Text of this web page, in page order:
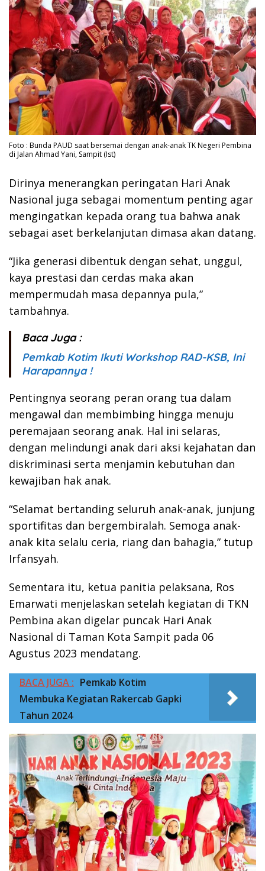
Foto : Bunda PAUD saat bersemai dengan anak-anak TK Negeri Pembina
di Jalan Ahmad Yani, Sampit (Ist)
Dirinya menerangkan peringatan Hari Anak
Nasional juga sebagai momentum penting agar
mengingatkan kepada orang tua bahwa anak
sebagai aset berkelanjutan dimasa akan datang.
“Jika generasi dibentuk dengan sehat, unggul,
kaya prestasi dan cerdas maka akan
mempermudah masa depannya pula,”
tambahnya.
Baca Juga :
Pemkab Kotim Ikuti Workshop RAD-KSB, Ini
Harapannya !
Pentingnya seorang peran orang tua dalam
mengawal dan membimbing hingga menuju
peremajaan seorang anak. Hal ini selaras,
dengan melindungi anak dari aksi kejahatan dan
diskriminasi serta menjamin kebutuhan dan
kewajiban hak anak.
“Selamat bertanding seluruh anak-anak, junjung
sportifitas dan bergembiralah. Semoga anak-
anak kita selalu ceria, riang dan bahagia,” tutup
Irfansyah.
Sementara itu, ketua panitia pelaksana, Ros
Emarwati menjelaskan setelah kegiatan di TKN
Pembina akan digelar puncak Hari Anak
Nasional di Taman Kota Sampit pada 06
Agustus 2023 mendatang.
BACA JUGA : Pemkab Kotim
Membuka Kegiatan Rakercab Gapki
Tahun 2024